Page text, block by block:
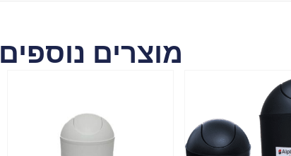
מוצרים נוספים